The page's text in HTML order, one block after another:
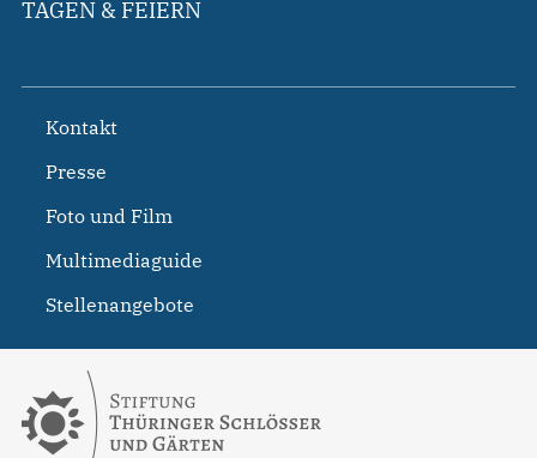
TAGEN & FEIERN
Kontakt
Presse
Foto und Film
Multimediaguide
Stellenangebote